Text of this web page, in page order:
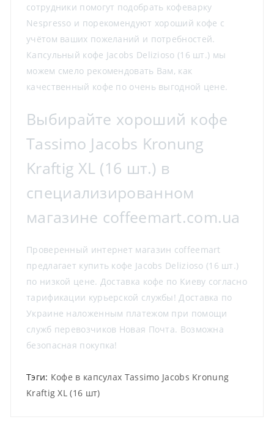
сотрудники помогут подобрать кофеварку
Nespresso и порекомендуют хороший кофе с
учётом ваших пожеланий и потребностей.
Капсульный кофе Jacobs Delizioso (16 шт.) мы
можем смело рекомендовать Вам, как
качественный кофе по очень выгодной цене.
Выбирайте хороший кофе
Tassimo Jacobs Kronung
Kraftig XL (16 шт.) в
специализированном
магазине coffeemart.com.ua
Проверенный интернет магазин coffeemart
предлагает купить кофе Jacobs Delizioso (16 шт.)
по низкой цене. Доставка кофе по Киеву согласно
тарификации курьерской службы! Доставка по
Украине наложенным платежом при помощи
служб перевозчиков Новая Почта. Возможна
безопасная покупка!
Тэги: Кофе в капсулах Tassimo Jacobs Kronung
Kraftig XL (16 шт)